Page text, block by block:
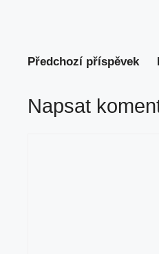
Předchozí příspěvek
Napsat